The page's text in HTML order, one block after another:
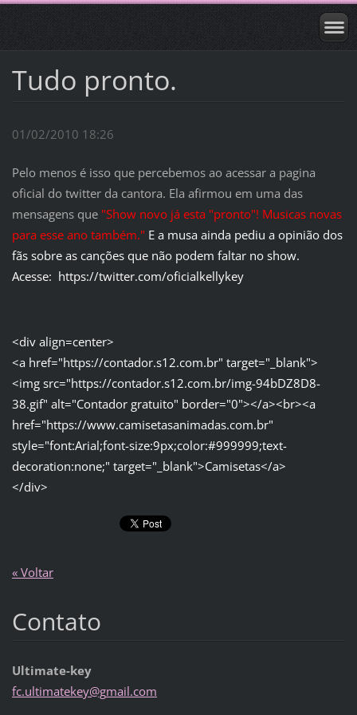
Tudo pronto.
01/02/2010 18:26
Pelo menos é isso que percebemos ao acessar a pagina
oficial do twitter da cantora. Ela afirmou em uma das
mensagens que "Show novo já esta "pronto"! Musicas novas
para esse ano também." E a musa ainda pediu a opinião dos
fãs sobre as canções que não podem faltar no show.
Acesse: https://twitter.com/oficialkellykey
<div align=center>
<a href="https://contador.s12.com.br" target="_blank">
<img src="https://contador.s12.com.br/img-94bDZ8D8-
38.gif" alt="Contador gratuito" border="0"></a><br><a
href="https://www.camisetasanimadas.com.br"
style="font:Arial;font-size:9px;color:#999999;text-
decoration:none;" target="_blank">Camisetas</a>
</div>
« Voltar
Contato
Ultimate-key
fc.ultimatekey@gmail.com